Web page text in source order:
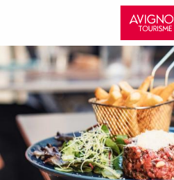
principal